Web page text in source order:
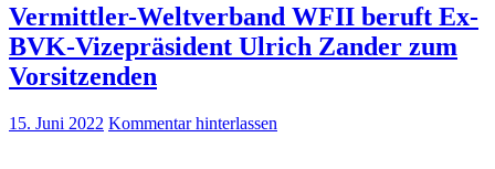
Vermittler-Weltverband WFII beruft Ex-
BVK-Vizepräsident Ulrich Zander zum
Vorsitzenden
15. Juni 2022 Kommentar hinterlassen